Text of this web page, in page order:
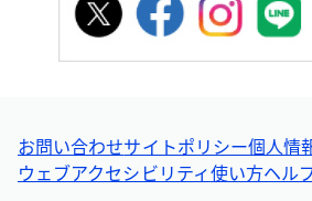
お問い合わせサイトポリシー個人情
ウェブアクセシビリティ使い方ヘル